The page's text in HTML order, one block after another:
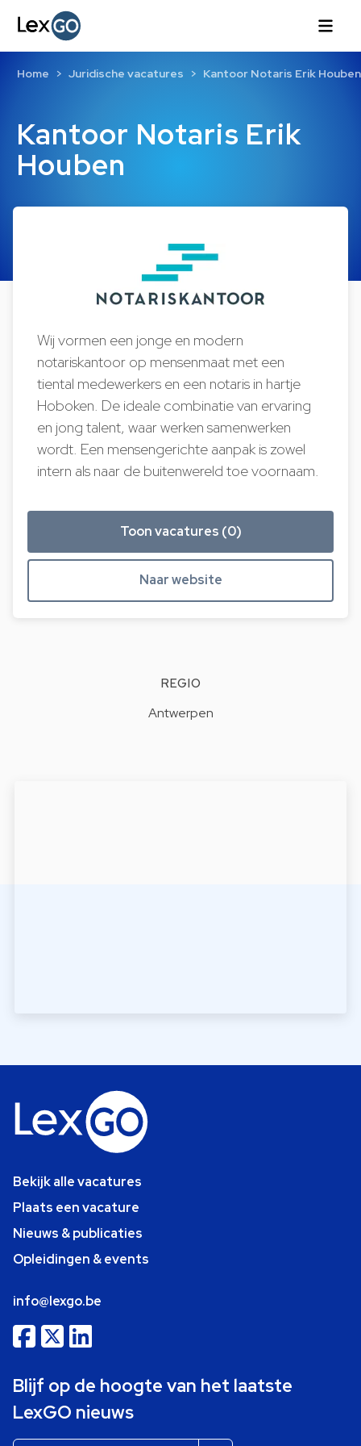
Kantoor Notaris Erik
Houben
Home Juridische vacatures Kantoor Notaris Erik Houben
Wij vormen een jonge en modern
notariskantoor op mensenmaat met een
tiental medewerkers en een notaris in hartje
Hoboken. De ideale combinatie van ervaring
en jong talent, waar werken samenwerken
wordt. Een mensengerichte aanpak is zowel
intern als naar de buitenwereld toe voornaam.
Toon vacatures (0)
Naar website
REGIO
Antwerpen
Bekijk alle vacatures
Plaats een vacature
Nieuws & publicaties
Opleidingen & events
info@lexgo.be
Blijf op de hoogte van het laatste
LexGO nieuws